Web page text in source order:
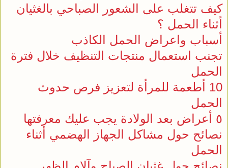
كيف تتغلب على الشعور الصباحي بالغثيان
أثناء الحمل ؟
أسباب واعراض الحمل الكاذب
تجنب استعمال منتجات التنظيف خلال فترة
الحمل
10 أطعمة للمرأة لتعزيز فرص حدوث
الحمل
٥ أعراض بعد الولادة يجب عليك معرفتها
نصائح حول مشاكل الجهاز الهضمي أثناء
الحمل